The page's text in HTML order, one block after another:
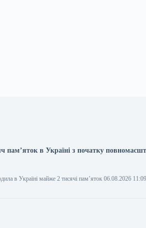
пам’яток в Україні з початку
в Україні майже 2 тисячі пам’яток 06.08.2026